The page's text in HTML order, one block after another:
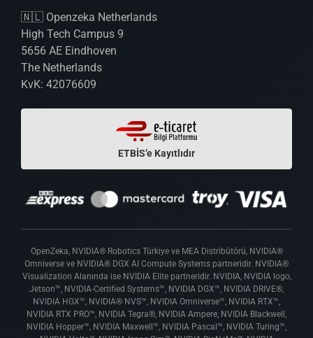
🇳🇱 Openzeka Netherlands
High Tech Campus 9
5656 AE Eindhoven
The Netherlands
KvK: 42076609
ETBİS’e Kayıtlıdır
OpenZeka, NVIDIA® Robotics Türkiye ve MEA Distribütörü, NVIDIA®
Omniverse ve NVIDIA® DGX AI Compute Systems partneridir. NVIDIA®
Visualization Alanında ise NVIDIA Elite partneridir. NVIDIA, NVIDIA logo,
Jetson™, NVIDIA-Certified Systems™, NVIDIA DGX™, NVIDIA DRIVE®,
NVIDIA HGX™, NVIDIA® NVS™, NVIDIA Omniverse™, NVIDIA RTX™,
NVIDIA RTX PRO™, NVIDIA Tegra®, NVIDIA Ampere, NVIDIA Blackwell,
NVIDIA Hopper™, NVIDIA Maxwell™, NVIDIA Pascal™, NVIDIA Turing™,